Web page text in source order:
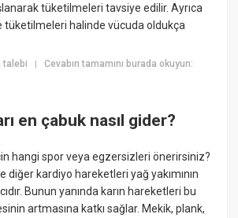
tüketilmeleri tavsiye edilir. Ayrıca
tüketilmeleri halinde vücuda oldukça
talebi |Cevabın tamamını burada okuyun:
en çabuk nasıl gider?
hangi spor veya egzersizleri önerirsiniz?
diğer kardiyo hareketleri yağ yakımının
Bunun yanında karın hareketleri bu
artmasına katkı sağlar. Mekik, plank,